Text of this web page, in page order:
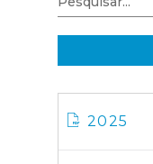
2025